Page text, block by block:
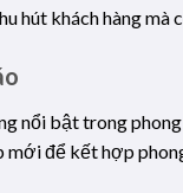
hút khách hàng mà
nổi bật trong
để kết hợp